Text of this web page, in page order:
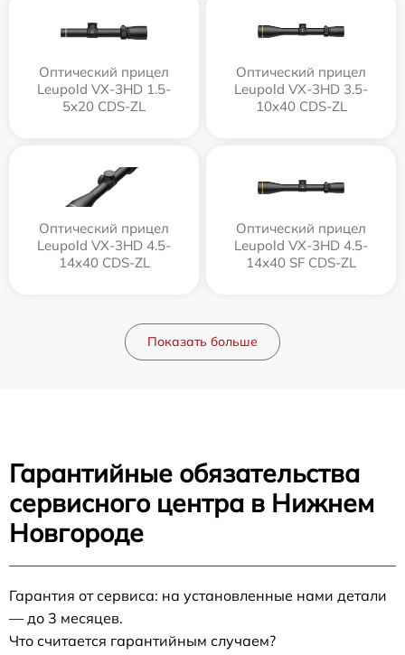
Оптический прицел
Leupold VX-3HD 1.5-
5x20 CDS-ZL
Оптический прицел
Leupold VX-3HD 3.5-
10x40 CDS-ZL
Оптический прицел
Leupold VX-3HD 4.5-
14x40 CDS-ZL
Оптический прицел
Leupold VX-3HD 4.5-
14x40 SF CDS-ZL
Показать больше
Гарантийные обязательства
сервисного центра в Нижнем
Новгороде
Гарантия от сервиса: на установленные нами детали
— до 3 месяцев.
Что считается гарантийным случаем?